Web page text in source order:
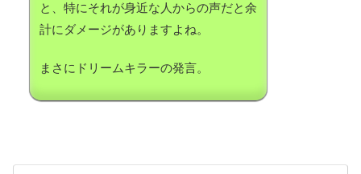
と、特にそれが身近な人からの声だと余
計にダメージがありますよね。
まさにドリームキラーの発言。